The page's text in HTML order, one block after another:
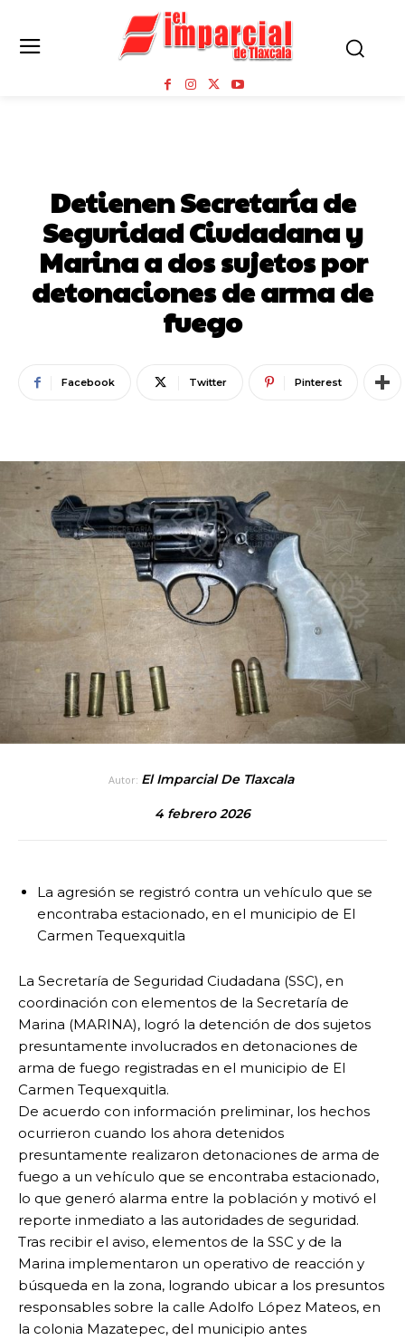
Detienen Secretaría de
Seguridad Ciudadana y
Marina a dos sujetos por
detonaciones de arma de
fuego
Facebook Twitter Pinterest
Autor: El Imparcial De Tlaxcala
4 febrero 2026
La agresión se registró contra un vehículo que se
encontraba estacionado, en el municipio de El
Carmen Tequexquitla
La Secretaría de Seguridad Ciudadana (SSC), en
coordinación con elementos de la Secretaría de
Marina (MARINA), logró la detención de dos sujetos
presuntamente involucrados en detonaciones de
arma de fuego registradas en el municipio de El
Carmen Tequexquitla.
De acuerdo con información preliminar, los hechos
ocurrieron cuando los ahora detenidos
presuntamente realizaron detonaciones de arma de
fuego a un vehículo que se encontraba estacionado,
lo que generó alarma entre la población y motivó el
reporte inmediato a las autoridades de seguridad.
Tras recibir el aviso, elementos de la SSC y de la
Marina implementaron un operativo de reacción y
búsqueda en la zona, logrando ubicar a los presuntos
responsables sobre la calle Adolfo López Mateos, en
la colonia Mazatepec, del municipio antes